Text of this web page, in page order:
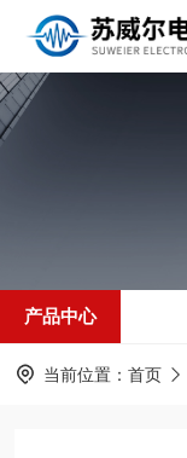
产品中心
当前位置： 首页